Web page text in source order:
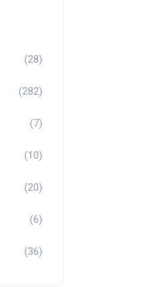
(28)
(282)
(7)
(10)
(20)
(6)
(36)